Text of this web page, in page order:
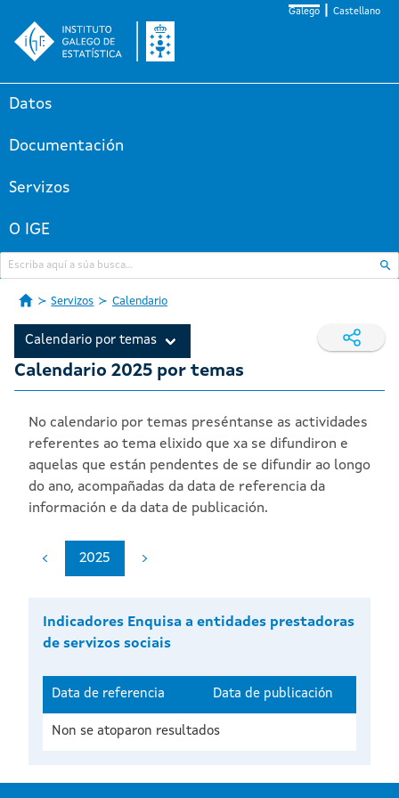
Galego Castellano
Datos
Documentación
Servizos
O IGE
Servizos Calendario
Calendario por temas
Calendario 2025 por temas
No calendario por temas preséntanse as actividades
referentes ao tema elixido que xa se difundiron e
aquelas que están pendentes de se difundir ao longo
do ano, acompañadas da data de referencia da
información e da data de publicación.
2025
Indicadores Enquisa a entidades prestadoras
de servizos sociais
Data de referencia Data de publicación
Non se atoparon resultados